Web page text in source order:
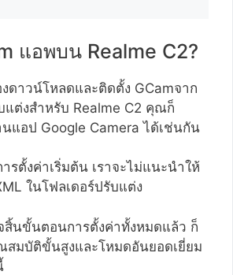
แอพบน Realme C2?
ดาวน์โหลดและติดตั้ง GCamจาก
ต่งสำหรับ Realme C2 คุณก็
นแอป Google Camera ได้เช่นกัน
รตั้งค่าเริ่มต้น เราจะไม่แนะนำให้
ในโฟลเดอร์ปรับแต่ง
นขั้นตอนการตั้งค่าทั้งหมดแล้ว ก็
สมบัติขั้นสูงและโหมดอันยอดเยี่ยม